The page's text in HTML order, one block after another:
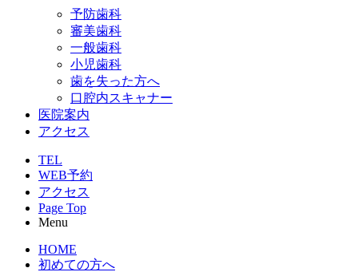
予防歯科
審美歯科
一般歯科
小児歯科
歯を失った方へ
口腔内スキャナー
医院案内
アクセス
TEL
WEB予約
アクセス
Page Top
Menu
HOME
初めての方へ